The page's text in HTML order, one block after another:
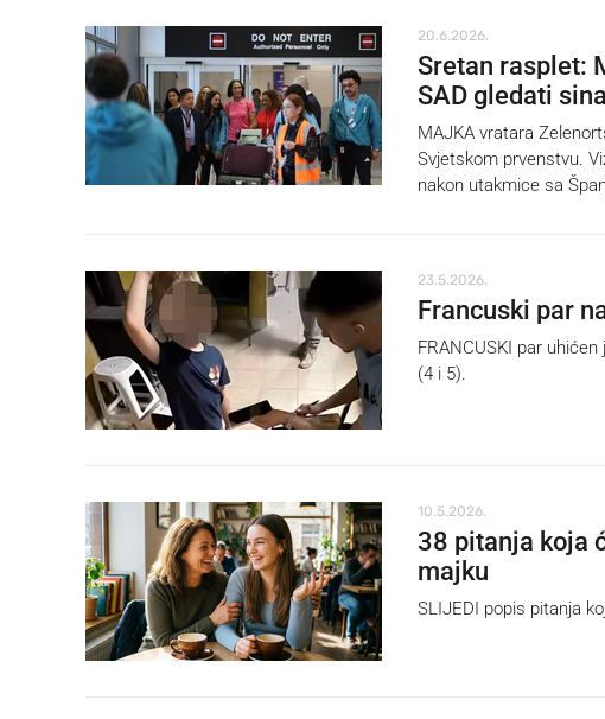
20.6.2026.
Sretan rasplet:
SAD gledati
MAJKA vratara
Svjetskom prvenstvu.
nakon utakmice sa
23.5.2026.
Francuski par
FRANCUSKI par
(4 i 5).
10.5.2026.
38 pitanja koja
majku
SLIJEDI popis pitanja